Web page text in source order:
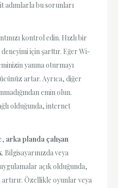
adımlarla bu sorunları
kontrol edin. Hızlı bir
için şarttır. Eğer Wi-
yanına oturmayı
artar. Ayrıca, diğer
emin olun.
olduğunda, internet
arka planda çalışan
. Bilgisayarınızda veya
açık olduğunda,
Özellikle oyunlar veya